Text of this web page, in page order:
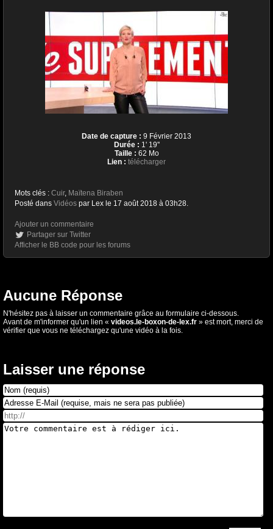
Date de capture : 9 Février 2013
Durée : 1' 19''
Taille : 62 Mo
Lien : télécharger
Mots clés : Cuir, Maïtena Biraben
Posté dans Vidéos par Lex le 17 août 2018 à 03h28.
Ajouter un commentaire
Partager sur Twitter
Afficher le BB code pour les forums
Aucune Réponse
N'hésitez pas à laisser un commentaire grâce au formulaire ci-dessous.
Avant de m'informer qu'un lien « videos.le-boxon-de-lex.fr » est mort, merci de
vérifier que vous ne téléchargez qu'une vidéo à la fois.
Laisser une réponse